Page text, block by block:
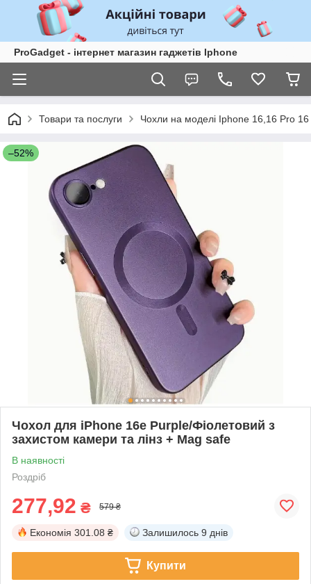
ProGadget - iнтернет магазин гаджетів Iphone
Товари та послуги Чохли на моделі Iphone 16,16 Pro
–52%
Чохол для iPhone 16е Purple/Фіолетовий з
захистом камери та лінз + Mag safe
В наявності
Роздріб
277,92 ₴ 579 ₴
Економія 301.08 ₴ Залишилось 9 днів
Купити